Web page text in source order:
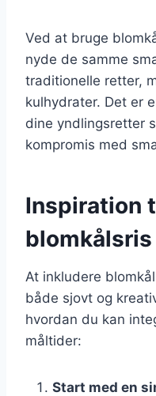
Ved at bruge
nyde de samme
traditionelle retter,
kulhydrater. Det er
dine yndlingsretter
kompromis med
Inspiration
At inkludere
både sjovt og
hvordan du kan
måltider:
Start med en